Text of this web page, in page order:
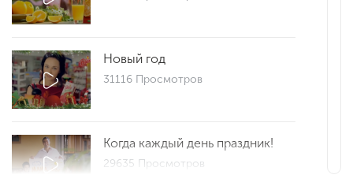
Новый год
31116 Просмотров
Когда каждый день праздник!
29635 Просмотров